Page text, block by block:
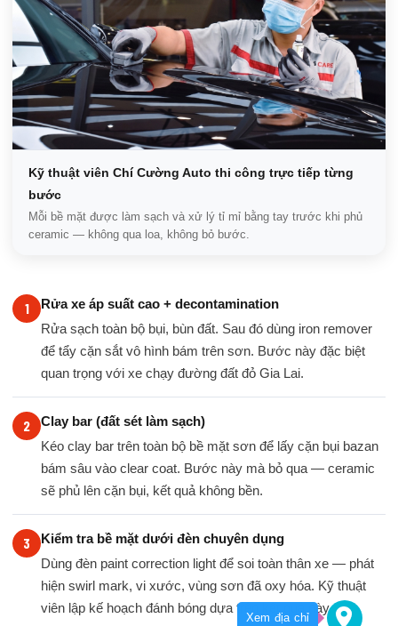
Kỹ thuật viên Chí Cường Auto thi công trực tiếp từng
bước
Mỗi bề mặt được làm sạch và xử lý tỉ mỉ bằng tay trước khi phủ
ceramic — không qua loa, không bỏ bước.
Rửa xe áp suất cao + decontamination
Rửa sạch toàn bộ bụi, bùn đất. Sau đó dùng iron remover
để tẩy cặn sắt vô hình bám trên sơn. Bước này đặc biệt
quan trọng với xe chạy đường đất đỏ Gia Lai.
Clay bar (đất sét làm sạch)
Kéo clay bar trên toàn bộ bề mặt sơn để lấy cặn bụi bazan
bám sâu vào clear coat. Bước này mà bỏ qua — ceramic
sẽ phủ lên cặn bụi, kết quả không bền.
Kiểm tra bề mặt dưới đèn chuyên dụng
Dùng đèn paint correction light để soi toàn thân xe — phát
hiện swirl mark, vi xước, vùng sơn đã oxy hóa. Kỹ thuật
viên lập kế hoạch đánh bóng dựa trên kết quả này.
Xem địa chỉ